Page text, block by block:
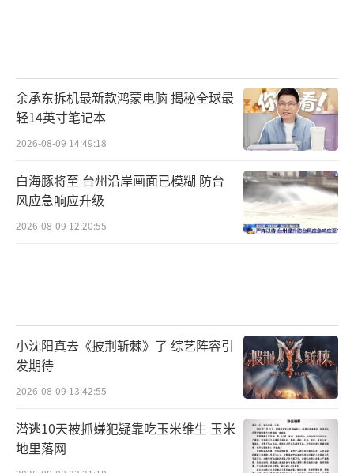
余承东拆机最新款鸿蒙电脑 揭秘全球最
轻14英寸笔记本
2026-08-09 14:49:18
白海豚将至 台州沿岸画面已模糊 防台
风应急响应升级
2026-08-09 12:20:55
小沈阳真去《披荆斩棘》了 综艺阵容引
发期待
2026-08-09 13:42:55
潜逃10天被抓嫌犯疑靠吃玉米维生 玉米
地里落网